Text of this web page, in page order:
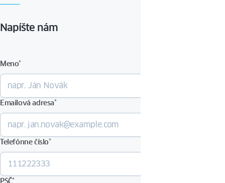
Napíšte nám
Meno*
Emailová adresa*
Telefónne číslo*
PSČ*